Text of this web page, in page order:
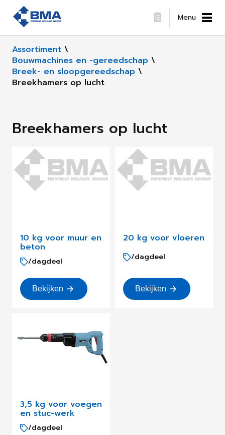
Menu
Assortiment \
Bouwmachines en -gereedschap \
Breek- en sloopgereedschap \
Breekhamers op lucht
Breekhamers op lucht
10 kg voor muur en
beton
/dagdeel
Bekijken
20 kg voor vloeren
/dagdeel
Bekijken
3,5 kg voor voegen
en stuc-werk
/dagdeel